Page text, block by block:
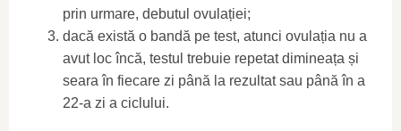
prin urmare, debutul ovulației;
dacă există o bandă pe test, atunci ovulația nu a
avut loc încă, testul trebuie repetat dimineața și
seara în fiecare zi până la rezultat sau până în a
22-a zi a ciclului.